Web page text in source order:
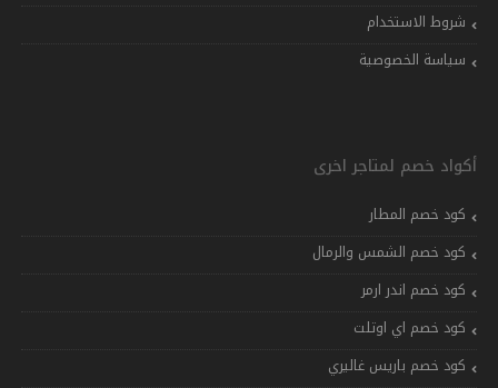
شروط الاستخدام
سياسة الخصوصية
أكواد خصم لمتاجر اخرى
كود خصم المطار
كود خصم الشمس والرمال
كود خصم اندر ارمر
كود خصم اي اوتلت
كود خصم باريس غاليري